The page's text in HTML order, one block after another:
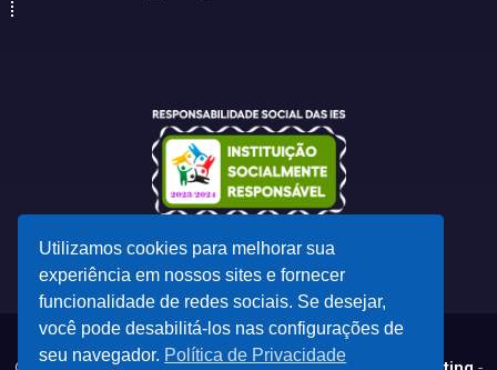
Utilizamos cookies para melhorar sua
experiência em nossos sites e fornecer
funcionalidade de redes sociais. Se desejar,
você pode desabilitá-los nas configurações de
seu navegador. Política de Privacidade